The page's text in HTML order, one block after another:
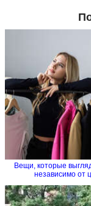
Вещи, которые
независимо от